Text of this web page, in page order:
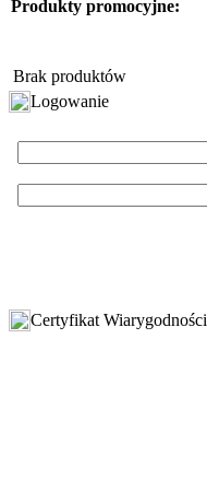
Produkty promocyjne:
Brak produktów
Logowanie
Certyfikat Wiarygodności